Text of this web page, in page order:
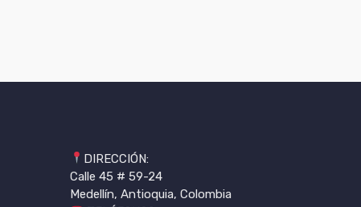
DIRECCIÓN:
Calle 45 # 59-24
Medellín, Antioquia, Colombia